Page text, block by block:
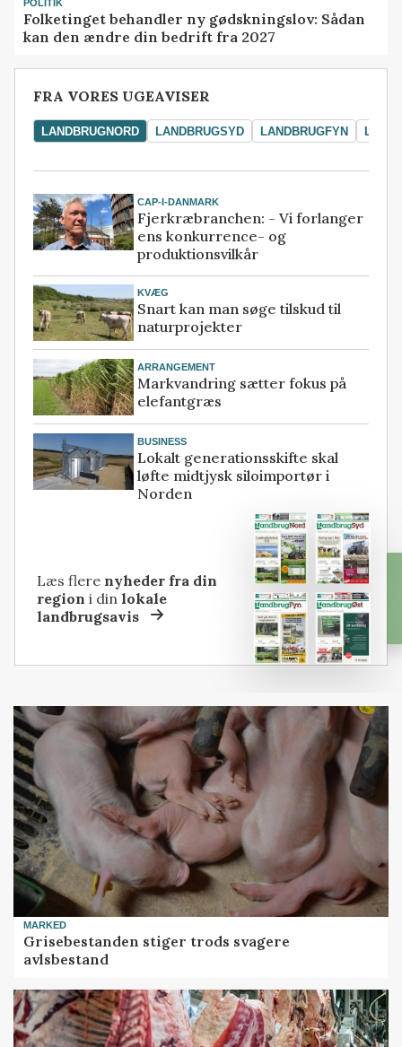
POLITIK
Folketinget behandler ny gødskningslov: Sådan
kan den ændre din bedrift fra 2027
FRA VORES UGEAVISER
LANDBRUGNORD LANDBRUGSYD LANDBRUGFYN
CAP-I-DANMARK
Fjerkræbranchen: - Vi forlanger
ens konkurrence- og
produktionsvilkår
KVÆG
Snart kan man søge tilskud til
naturprojekter
ARRANGEMENT
Markvandring sætter fokus på
elefantgræs
BUSINESS
Lokalt generationsskifte skal
løfte midtjysk siloimportør i
Norden
Læs flere nyheder fra din
region i dinlokale
landbrugsavis
MARKED
Grisebestanden stiger trods svagere
avlsbestand